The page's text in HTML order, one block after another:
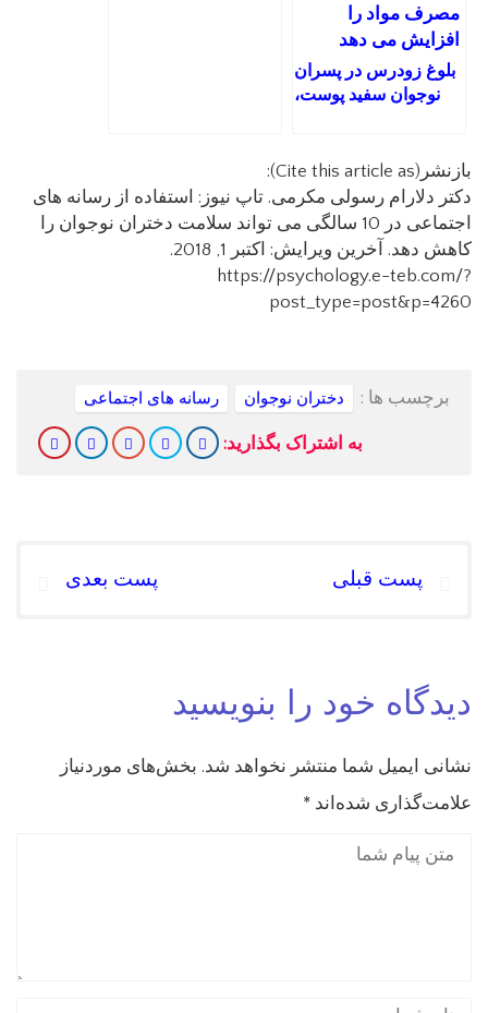
بلوغ زودرس در پسران
نوجوان سفید پوست،
بازنشر(Cite this article as):
دکتر دلارام رسولی مکرمی. تاپ نیوز: استفاده از رسانه های
اجتماعی در 10 سالگی می تواند سلامت دختران نوجوان را
کاهش دهد. آخرین ویرایش: اکتبر 1, 2018.
https://psychology.e-teb.com/?
post_type=post&p=4260
برچسب ها : دختران نوجوان رسانه های اجتماعی
به اشتراک بگذارید:
پست قبلی پست بعدی
دیدگاه خود را بنویسید
نشانی ایمیل شما منتشر نخواهد شد. بخش‌های موردنیاز
علامت‌گذاری شده‌اند *